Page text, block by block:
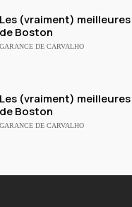
Les (vraiment)
de Boston
GARANCE DE CARVALHO
Les (vraiment)
de Boston
GARANCE DE CARVALHO